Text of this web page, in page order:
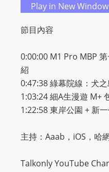
Play in New Window
節目內容
0:00:00 M1 Pro MBP
紹
0:47:38 綠幕院線：犬
1:03:24 細A生漫遊 M+
1:22:58 東岸公園 + 新
主持：Aaab，iOS，哈
Talkonly YouTube